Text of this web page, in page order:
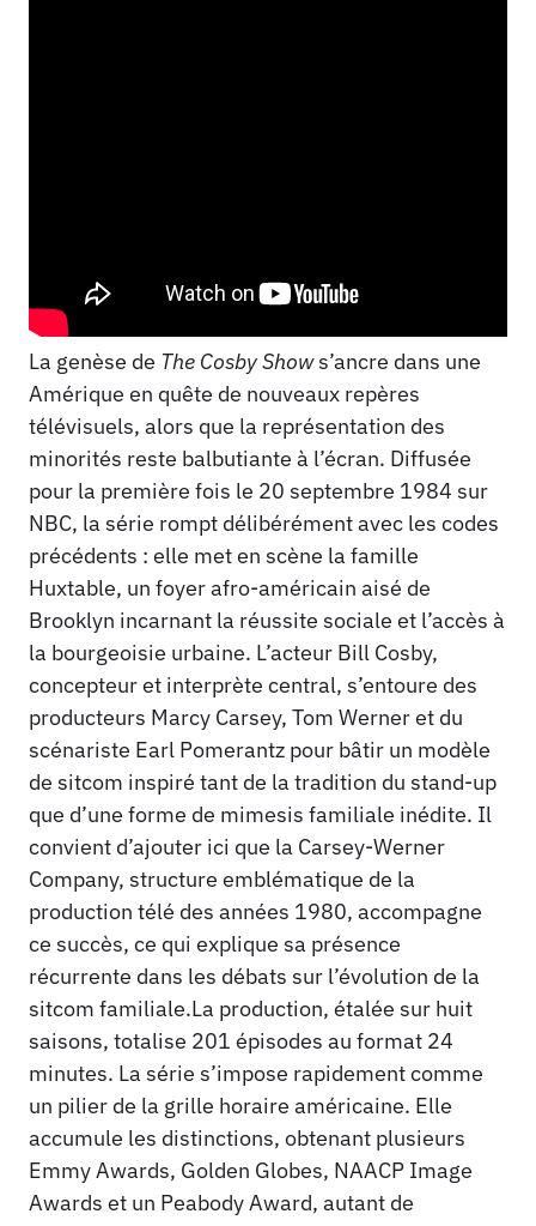
La genèse de The Cosby Shows’ancre dans une
Amérique en quête de nouveaux repères
télévisuels, alors que la représentation des
minorités reste balbutiante à l’écran. Diffusée
pour la première fois le 20 septembre 1984 sur
NBC, la série rompt délibérément avec les codes
précédents : elle met en scène la famille
Huxtable, un foyer afro-américain aisé de
Brooklyn incarnant la réussite sociale et l’accès à
la bourgeoisie urbaine. L’acteur Bill Cosby,
concepteur et interprète central, s’entoure des
producteurs Marcy Carsey, Tom Werner et du
scénariste Earl Pomerantz pour bâtir un modèle
de sitcom inspiré tant de la tradition du stand-up
que d’une forme de mimesis familiale inédite. Il
convient d’ajouter ici que la Carsey-Werner
Company, structure emblématique de la
production télé des années 1980, accompagne
ce succès, ce qui explique sa présence
récurrente dans les débats sur l’évolution de la
sitcom familiale.La production, étalée sur huit
saisons, totalise 201 épisodes au format 24
minutes. La série s’impose rapidement comme
un pilier de la grille horaire américaine. Elle
accumule les distinctions, obtenant plusieurs
Emmy Awards, Golden Globes, NAACP Image
Awards et un Peabody Award, autant de